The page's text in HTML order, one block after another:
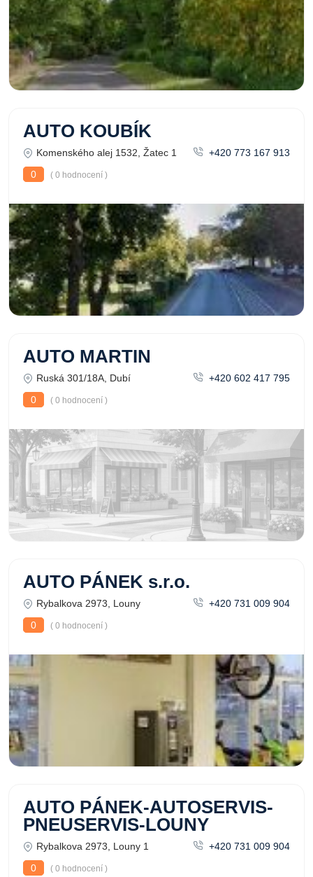
AUTO KOUBÍK
Komenského alej 1532, Žatec 1
+420 773 167 913
0
( 0 hodnocení )
AUTO MARTIN
Ruská 301/18A, Dubí
+420 602 417 795
0
( 0 hodnocení )
AUTO PÁNEK s.r.o.
Rybalkova 2973, Louny
+420 731 009 904
0
( 0 hodnocení )
AUTO PÁNEK-AUTOSERVIS-
PNEUSERVIS-LOUNY
Rybalkova 2973, Louny 1
+420 731 009 904
0
( 0 hodnocení )